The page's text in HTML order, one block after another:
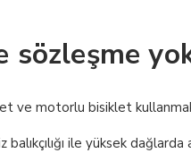
sözleşme
ve motorlu bisiklet
balıkçılığı ile yüksek dağlarda